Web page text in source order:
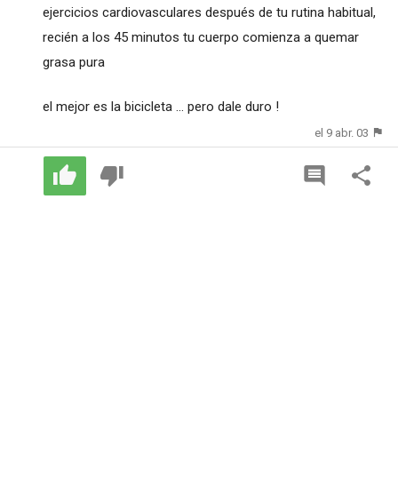
ejercicios cardiovasculares después de tu rutina habitual,
recién a los 45 minutos tu cuerpo comienza a quemar
grasa pura
el mejor es la bicicleta ... pero dale duro !
el 9 abr. 03